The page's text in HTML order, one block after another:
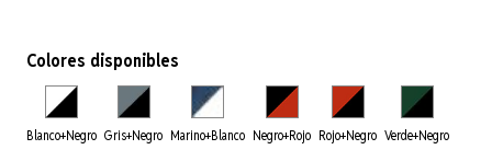
Colores disponibles
Blanco+Negro Gris+Negro Marino+Blanco Negro+Rojo Rojo+Negro Verde+Negro